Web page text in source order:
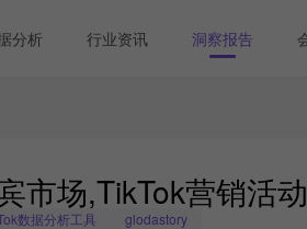
分析 行业资讯 洞察报告
市场,TikTok营销活
数据分析工具 glodastory